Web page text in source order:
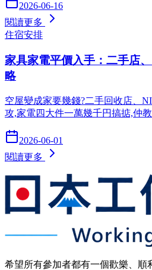
2026-06-16
閱讀更多
住宿安排
家具家電平價入手：二手店
略
空屋變成家要幾錢?二手回收店、
攻,家電四大件一萬幾千円搞掂,仲
2026-06-01
閱讀更多
希望所有參加者都有一個歡樂、順